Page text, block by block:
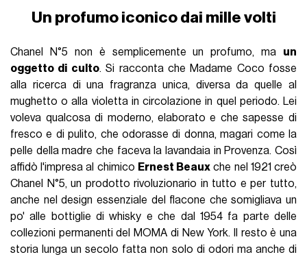
Un profumo iconico dai mille volti
Chanel N°5 non è semplicemente un profumo, ma un
oggetto di culto. Si racconta che Madame Coco fosse
alla ricerca di una fragranza unica, diversa da quelle al
mughetto o alla violetta in circolazione in quel periodo. Lei
voleva qualcosa di moderno, elaborato e che sapesse di
fresco e di pulito, che odorasse di donna, magari come la
pelle della madre che faceva la lavandaia in Provenza. Così
affidò l'impresa al chimico Ernest Beaux che nel 1921 creò
Chanel N°5, un prodotto rivoluzionario in tutto e per tutto,
anche nel design essenziale del flacone che somigliava un
po' alle bottiglie di whisky e che dal 1954 fa parte delle
collezioni permanenti del MOMA di New York. Il resto è una
storia lunga un secolo fatta non solo di odori ma anche di